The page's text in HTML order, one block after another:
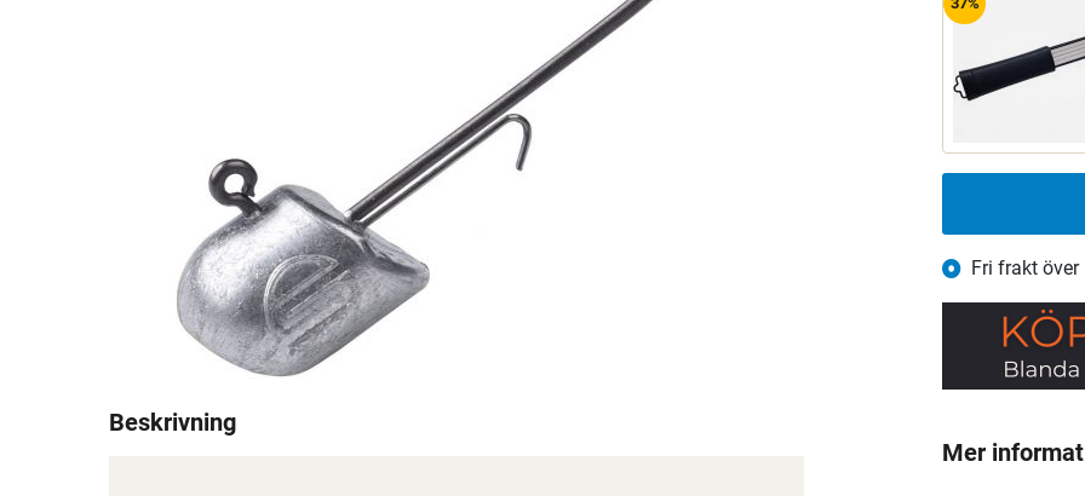
Beskrivning
Fri frakt över
Mer